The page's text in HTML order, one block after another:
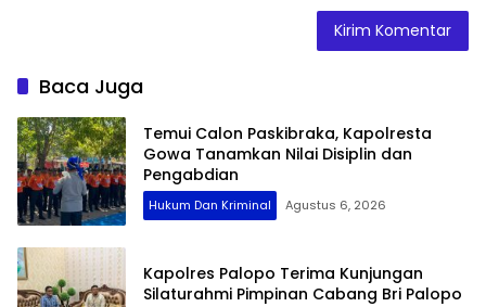
Baca Juga
Temui Calon Paskibraka, Kapolresta
Gowa Tanamkan Nilai Disiplin dan
Pengabdian
Hukum Dan Kriminal Agustus 6, 2026
Kapolres Palopo Terima Kunjungan
Silaturahmi Pimpinan Cabang Bri Palopo